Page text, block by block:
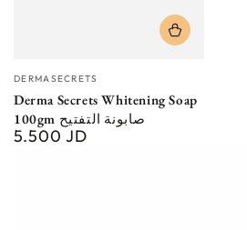
Vendor:
DERMASECRETS
Derma Secrets Whitening Soap
100gm صابونة التفتيح
Regular
5.500 JD